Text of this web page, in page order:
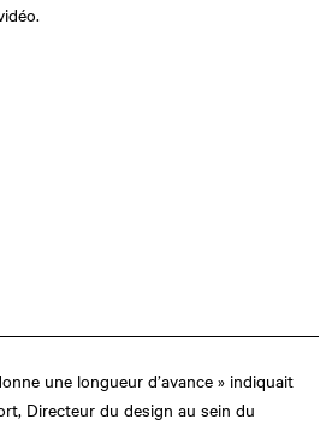
une longueur d’avance » indiquait
Directeur du design au sein du